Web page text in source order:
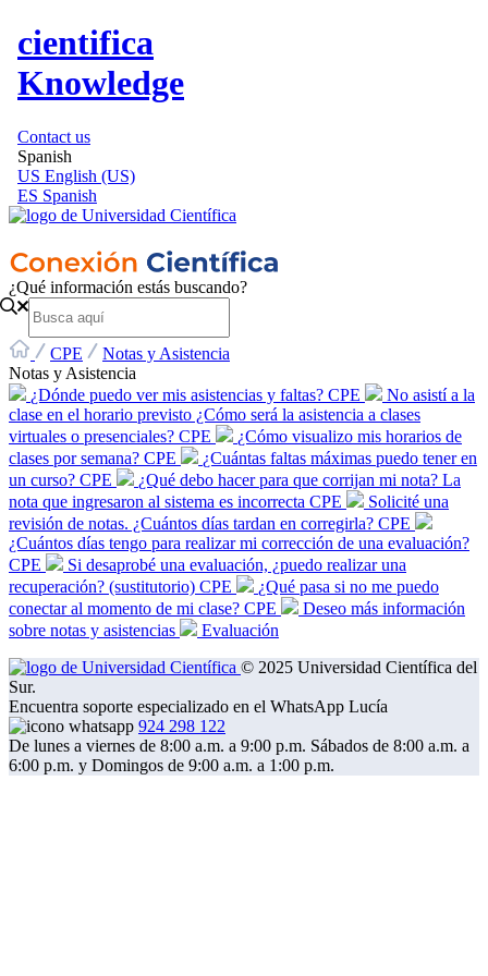
cientifica
Knowledge
Contact us
Spanish
US English (US)
ES Spanish
¿Qué información estás buscando?
CPE
Notas y Asistencia
Notas y Asistencia
¿Dónde puedo ver mis asistencias y faltas? CPE
No asistí a la
clase en el horario previsto ¿Cómo será la asistencia a clases
virtuales o presenciales? CPE
¿Cómo visualizo mis horarios de
clases por semana? CPE
¿Cuántas faltas máximas puedo tener en
un curso? CPE
¿Qué debo hacer para que corrijan mi nota? La
nota que ingresaron al sistema es incorrecta CPE
Solicité una
revisión de notas. ¿Cuántos días tardan en corregirla? CPE
¿Cuántos días tengo para realizar mi corrección de una evaluación?
CPE
Si desaprobé una evaluación, ¿puedo realizar una
recuperación? (sustitutorio) CPE
¿Qué pasa si no me puedo
conectar al momento de mi clase? CPE
Deseo más información
sobre notas y asistencias
Evaluación
© 2025 Universidad Científica del
Sur.
Encuentra soporte especializado en el WhatsApp Lucía
924 298 122
De lunes a viernes de 8:00 a.m. a 9:00 p.m. Sábados de 8:00 a.m. a
6:00 p.m. y Domingos de 9:00 a.m. a 1:00 p.m.